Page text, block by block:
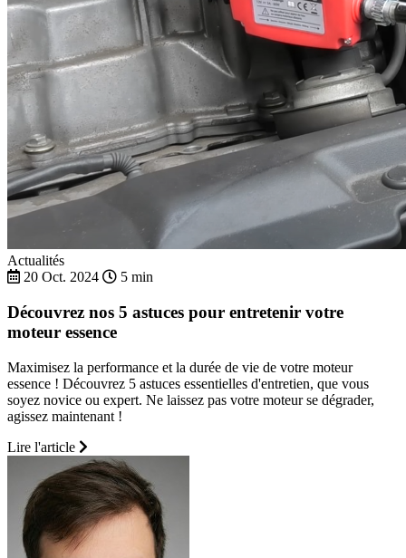
Actualités
20 Oct. 2024
5 min
Découvrez nos 5 astuces pour entretenir votre
moteur essence
Maximisez la performance et la durée de vie de votre moteur
essence ! Découvrez 5 astuces essentielles d'entretien, que vous
soyez novice ou expert. Ne laissez pas votre moteur se dégrader,
agissez maintenant !
Lire l'article